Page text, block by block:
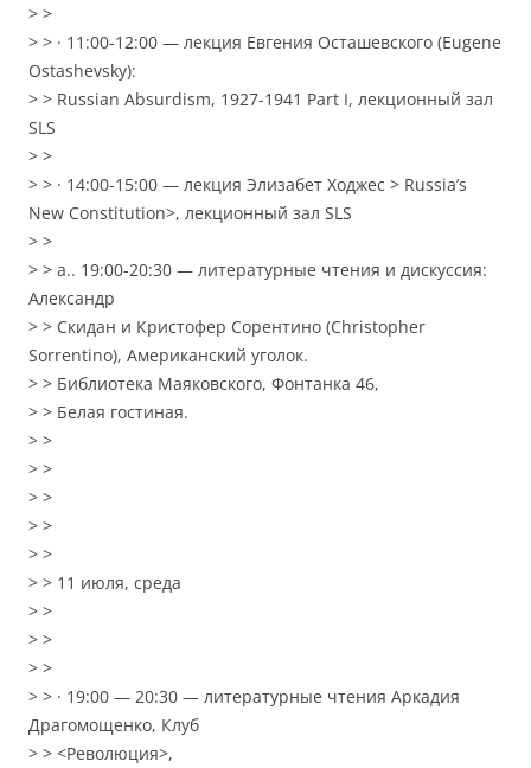
> >
> > · 11:00-12:00 — лекция Евгения Осташевского (Eugene
Ostashevsky):
> > Russian Absurdism, 1927-1941 Part I, лекционный зал
SLS
> >
> > · 14:00-15:00 — лекция Элизабет Ходжес > Russia’s
New Constitution>, лекционный зал SLS
> >
> > a.. 19:00-20:30 — литературные чтения и дискуссия:
Александр
> > Скидан и Кристофер Сорентино (Christopher
Sorrentino), Американский уголок.
> > Библиотека Маяковского, Фонтанка 46,
> > Белая гостиная.
> >
> >
> >
> >
> >
> > 11 июля, среда
> >
> >
> >
> > · 19:00 — 20:30 — литературные чтения Аркадия
Драгомощенко, Клуб
> > <Революция>,